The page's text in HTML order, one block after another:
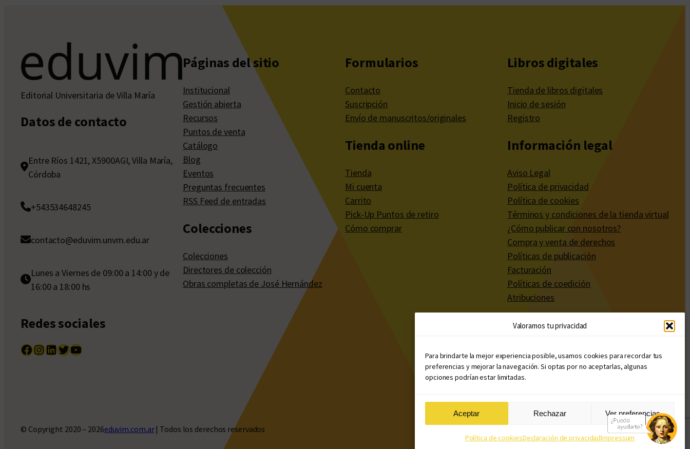
Valoramos tu privacidad
Para brindarte la mejor experiencia posible, usamos cookies para recordar tus
preferencias y mejorar la navegación. Si optas por no aceptarlas, algunas
opciones podrían estar limitadas.
Aceptar Rechazar Ver preferencias
Política de cookiesDeclaración de privacidadImpressum
Editorial Universitaria de Villa María
Datos de contacto
Entre Ríos 1421, X5900AGI, Villa María,
Córdoba
+543534648245
contacto@eduvim.unvm.edu.ar
Lunes a Viernes de 09:00 a 14:00 y de
16:00 a 18:00 hs
Redes sociales
Facebook InstagramLinkedIn Twitter YouTube
Páginas del sitio
Institucional
Gestión abierta
Recursos
Puntos de venta
Catálogo
Blog
Eventos
Preguntas frecuentes
RSS Feed de entradas
Colecciones
Colecciones
Directores de colección
Obras completas de José Hernández
Formularios
Contacto
Suscripción
Envío de manuscritos/originales
Tienda online
Tienda
Mi cuenta
Carrito
Pick-Up Puntos de retiro
Cómo comprar
Libros digitales
Tienda de libros digitales
Inicio de sesión
Registro
Información legal
Aviso Legal
Política de privacidad
Política de cookies
Términos y condiciones de la tienda virtual
¿Cómo publicar con nosotros?
Compra y venta de derechos
Políticas de publicación
Facturación
Políticas de coedición
Atribuciones
© Copyright 2020 – 2026eduvim.com.ar| Todos los derechos reservados Diseño web: Llama Creativa